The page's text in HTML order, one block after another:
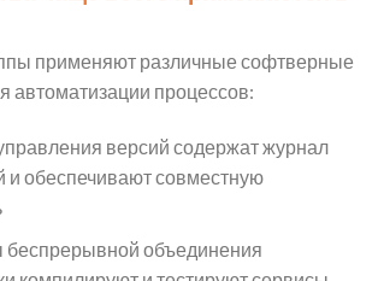
применяют различные софтверные
автоматизации процессов:
версий содержат журнал
обеспечивают совместную
беспрерывной объединения